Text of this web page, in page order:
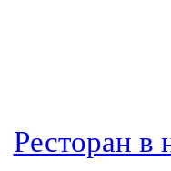
Ресторан в